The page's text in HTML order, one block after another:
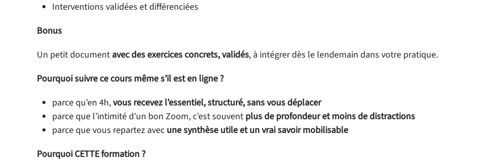
Interventions validées et différenciées
Bonus
Un petit document avec des exercices concrets, validés, à intégrer dès le lendemain dans votre pratique.
Pourquoi suivre ce cours même s’il est en ligne ?
parce qu’en 4h,vous recevez l’essentiel, structuré, sans vous déplacer
parce que l’intimité d’un bon Zoom, c’est souvent plus de profondeur et moins de distractions
parce que vous repartez avec une synthèse utile et un vrai savoir mobilisable
Pourquoi CETTE formation ?